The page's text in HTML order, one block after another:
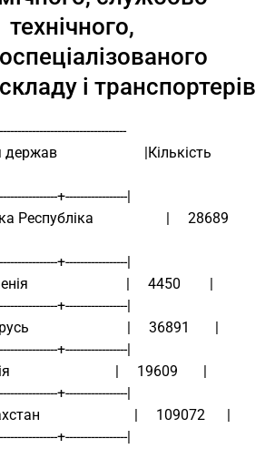
технічного,
і транспортерів
|Кількість
+-----------------|
Республіка                    |     28689
+-----------------|
|     4450        |
+-----------------|
|     36891       |
+-----------------|
|     19609       |
+-----------------|
|     109072      |
+-----------------|